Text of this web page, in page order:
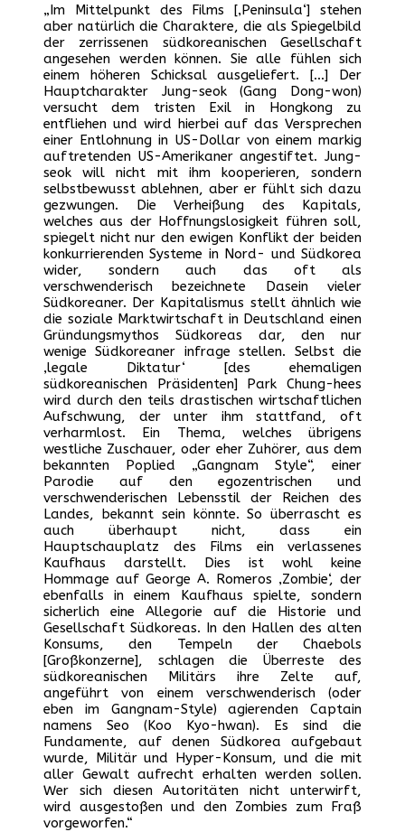
„Im Mittelpunkt des Films [‚Peninsula‘] stehen
aber natürlich die Charaktere, die als Spiegelbild
der zerrissenen südkoreanischen Gesellschaft
angesehen werden können. Sie alle fühlen sich
einem höheren Schicksal ausgeliefert. […] Der
Hauptcharakter Jung-seok (Gang Dong-won)
versucht dem tristen Exil in Hongkong zu
entfliehen und wird hierbei auf das Versprechen
einer Entlohnung in US-Dollar von einem markig
auftretenden US-Amerikaner angestiftet. Jung-
seok will nicht mit ihm kooperieren, sondern
selbstbewusst ablehnen, aber er fühlt sich dazu
gezwungen. Die Verheißung des Kapitals,
welches aus der Hoffnungslosigkeit führen soll,
spiegelt nicht nur den ewigen Konflikt der beiden
konkurrierenden Systeme in Nord- und Südkorea
wider, sondern auch das oft als
verschwenderisch bezeichnete Dasein vieler
Südkoreaner. Der Kapitalismus stellt ähnlich wie
die soziale Marktwirtschaft in Deutschland einen
Gründungsmythos Südkoreas dar, den nur
wenige Südkoreaner infrage stellen. Selbst die
‚legale Diktatur‘ [des ehemaligen
südkoreanischen Präsidenten] Park Chung-hees
wird durch den teils drastischen wirtschaftlichen
Aufschwung, der unter ihm stattfand, oft
verharmlost. Ein Thema, welches übrigens
westliche Zuschauer, oder eher Zuhörer, aus dem
bekannten Poplied „Gangnam Style“, einer
Parodie auf den egozentrischen und
verschwenderischen Lebensstil der Reichen des
Landes, bekannt sein könnte. So überrascht es
auch überhaupt nicht, dass ein
Hauptschauplatz des Films ein verlassenes
Kaufhaus darstellt. Dies ist wohl keine
Hommage auf George A. Romeros ‚Zombie‘, der
ebenfalls in einem Kaufhaus spielte, sondern
sicherlich eine Allegorie auf die Historie und
Gesellschaft Südkoreas. In den Hallen des alten
Konsums, den Tempeln der Chaebols
[Großkonzerne], schlagen die Überreste des
südkoreanischen Militärs ihre Zelte auf,
angeführt von einem verschwenderisch (oder
eben im Gangnam-Style) agierenden Captain
namens Seo (Koo Kyo-hwan). Es sind die
Fundamente, auf denen Südkorea aufgebaut
wurde, Militär und Hyper-Konsum, und die mit
aller Gewalt aufrecht erhalten werden sollen.
Wer sich diesen Autoritäten nicht unterwirft,
wird ausgestoßen und den Zombies zum Fraß
vorgeworfen.“